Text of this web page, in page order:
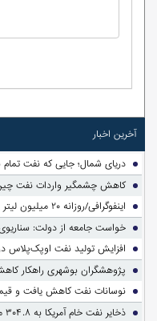
آخرین اخبار
دریای شمال؛ جایی که نفت تمام
کاهش چشمگیر واردات نفت
اینفوگرافی/روزانه ۲۰ میلیون لیتر سوخت در کشور قاچاق می‌شود
خواست جامعه از دولت:
افزایش تولید نفت اوپک‌پلاس
پژوهشگران بوشهری راهکار کاهش
نوسانات نفت کاهش یافت و
ذخایر نفت خام آمریکا به ۳۰۴.۸ میلیون بشکه رسید